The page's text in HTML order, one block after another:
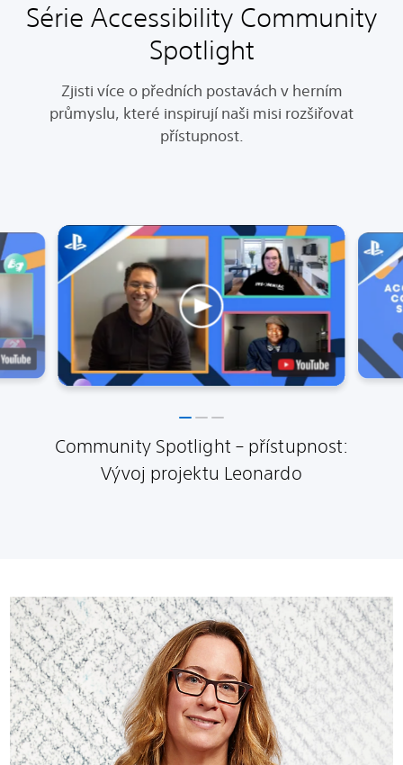
Série Accessibility Community
Spotlight
Zjisti více o předních postavách v herním
průmyslu, které inspirují naši misi rozšiřovat
přístupnost.
Community Spotlight – přístupnost:
Vývoj projektu Leonardo